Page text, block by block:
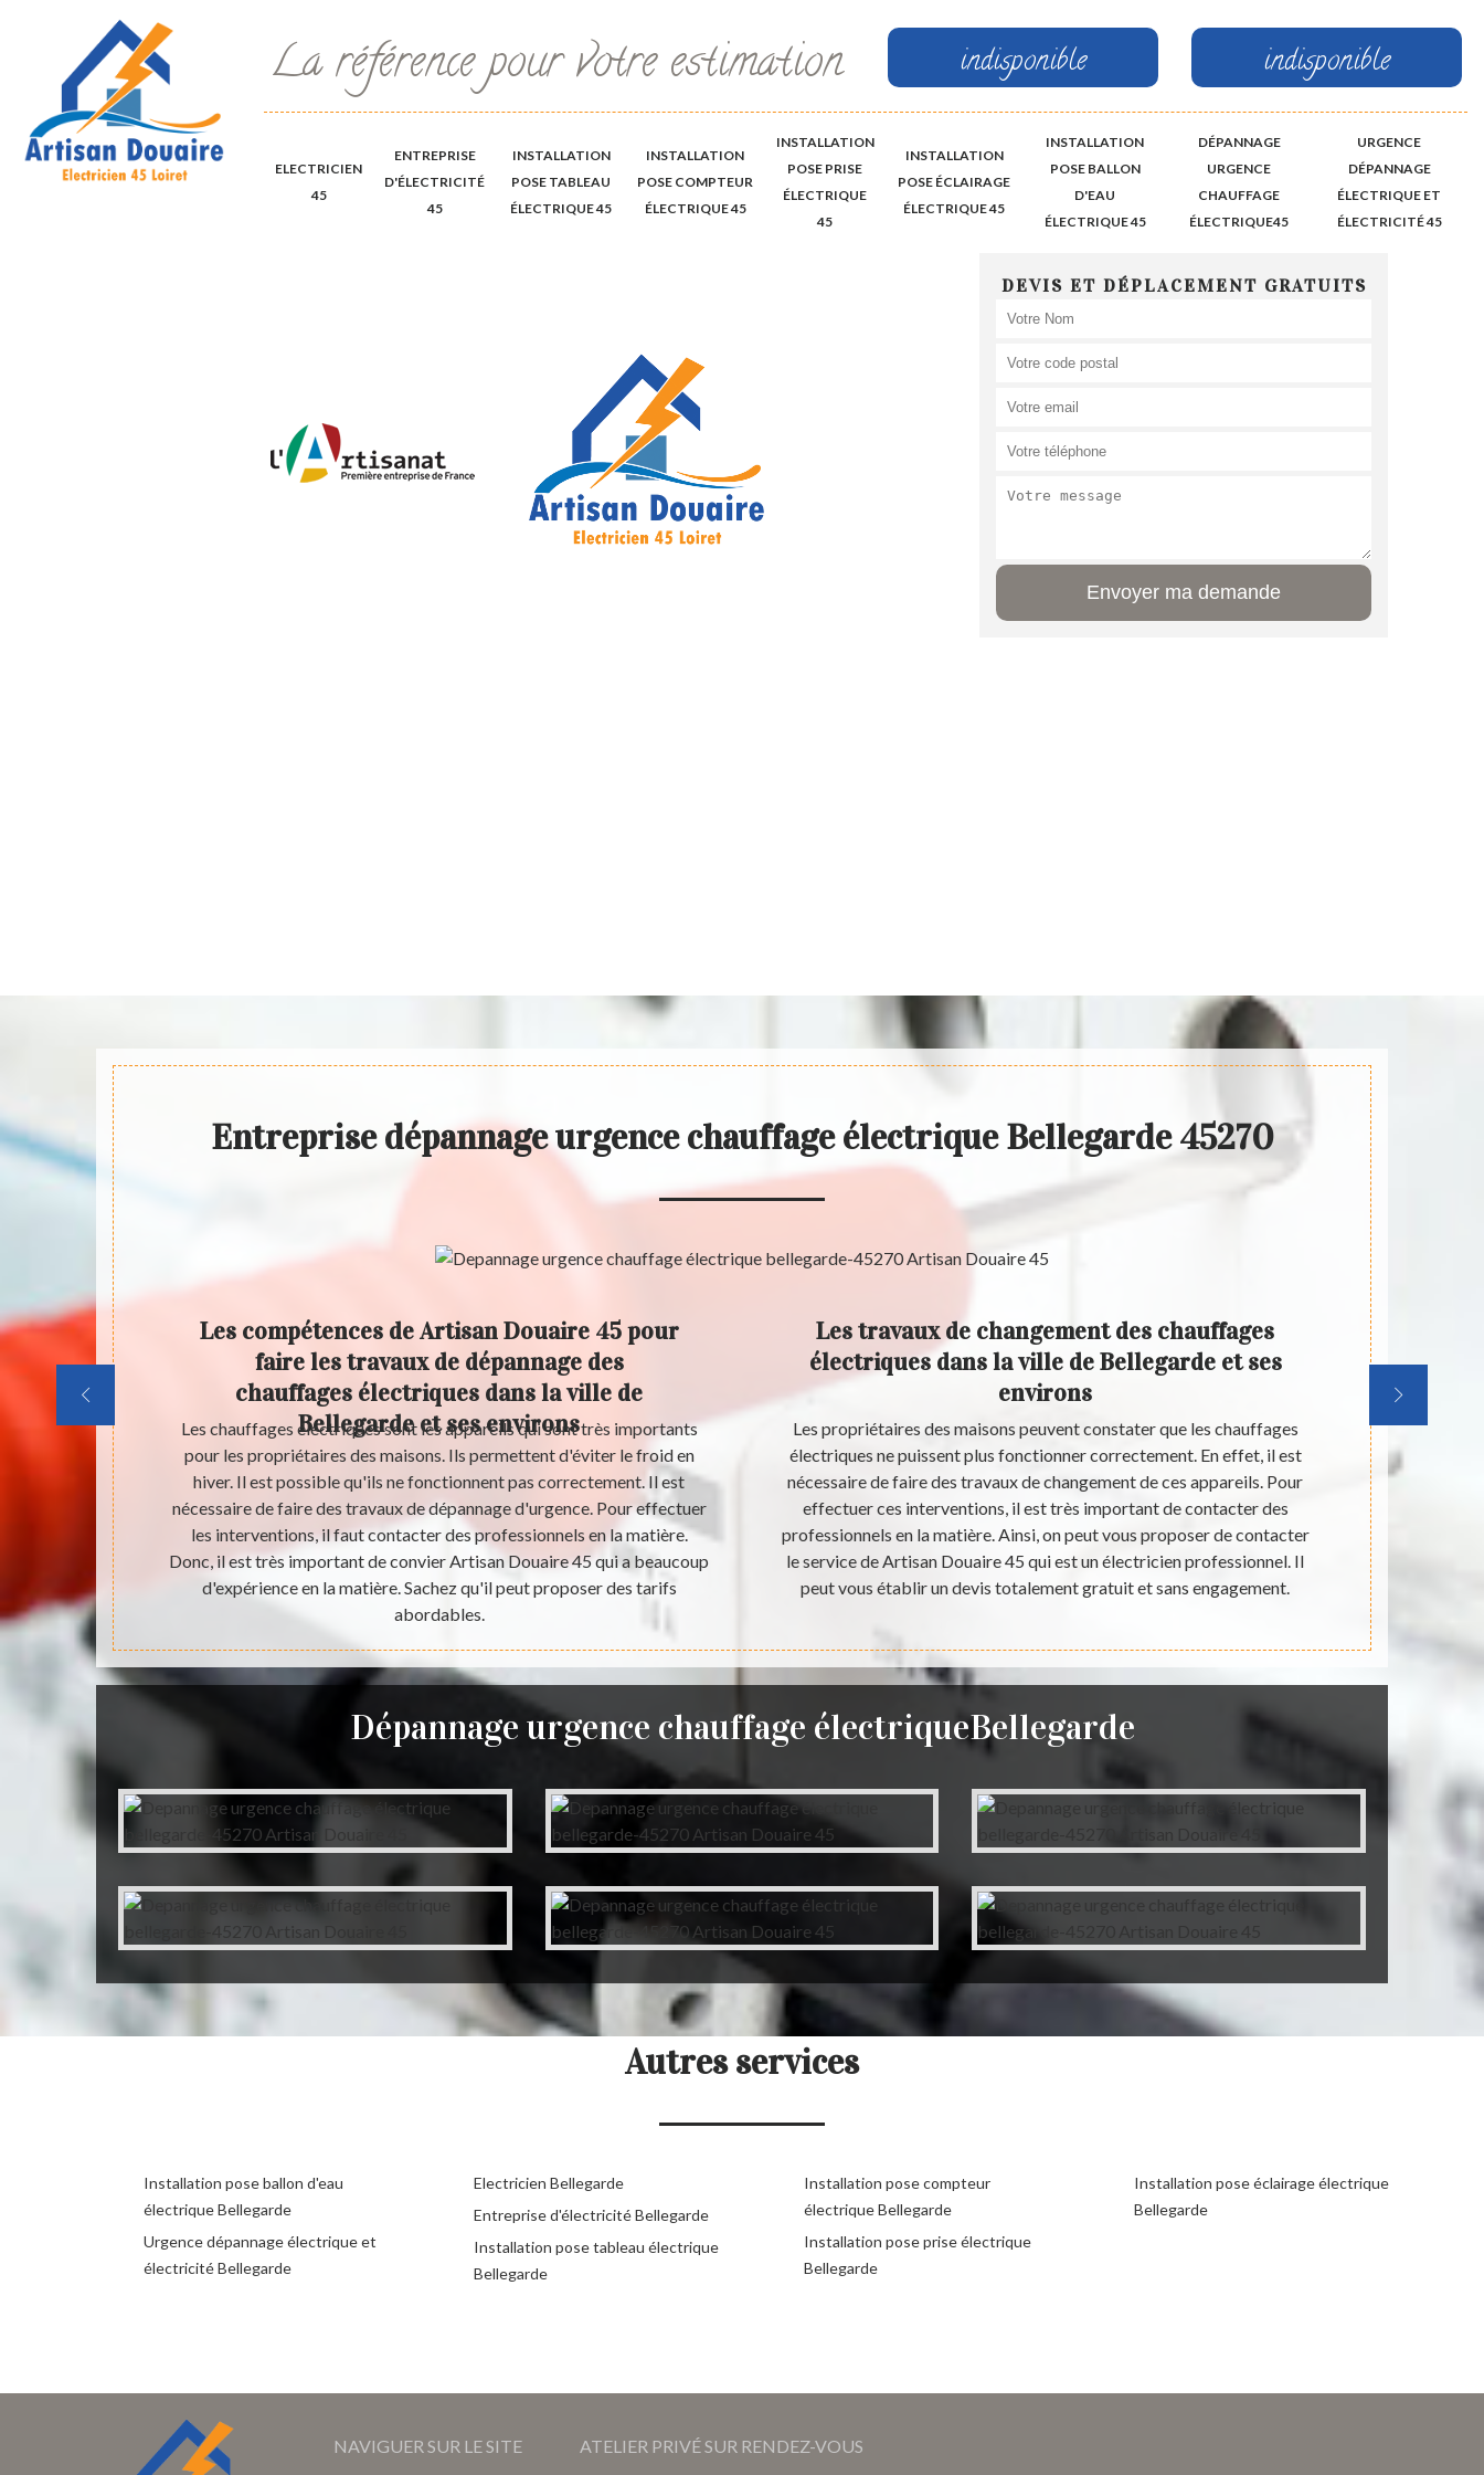
La référence pour votre estimation indisponible indisponible
ELECTRICIEN
45
ENTREPRISE
D'ÉLECTRICITÉ
45
INSTALLATION
POSE TABLEAU
ÉLECTRIQUE 45
INSTALLATION
POSE COMPTEUR
ÉLECTRIQUE 45
INSTALLATION
POSE PRISE
ÉLECTRIQUE
45
INSTALLATION
POSE ÉCLAIRAGE
ÉLECTRIQUE 45
INSTALLATION
POSE BALLON
D'EAU
ÉLECTRIQUE 45
DÉPANNAGE
URGENCE
CHAUFFAGE
ÉLECTRIQUE45
URGENCE
DÉPANNAGE
ÉLECTRIQUE ET
ÉLECTRICITÉ 45
DEVIS ET DÉPLACEMENT GRATUITS
Entreprise dépannage urgence chauffage électrique Bellegarde 45270
pour
est
des
Les compétences de Artisan Douaire 45 pour
faire les travaux de dépannage des
chauffages électriques dans la ville de
Bellegarde et ses environs
Les chauffages électriques sont les appareils qui sont très importants
pour les propriétaires des maisons. Ils permettent d'éviter le froid en
hiver. Il est possible qu'ils ne fonctionnent pas correctement. Il est
nécessaire de faire des travaux de dépannage d'urgence. Pour effectuer
les interventions, il faut contacter des professionnels en la matière.
Donc, il est très important de convier Artisan Douaire 45 qui a beaucoup
d'expérience en la matière. Sachez qu'il peut proposer des tarifs
abordables.
Les travaux de changement des chauffages
électriques dans la ville de Bellegarde et ses
environs
Les propriétaires des maisons peuvent constater que les chauffages
électriques ne puissent plus fonctionner correctement. En effet, il est
nécessaire de faire des travaux de changement de ces appareils. Pour
effectuer ces interventions, il est très important de contacter des
professionnels en la matière. Ainsi, on peut vous proposer de contacter
le service de Artisan Douaire 45 qui est un électricien professionnel. Il
peut vous établir un devis totalement gratuit et sans engagement.
Un grand
chauffage
Dépannage urgence chauffage électriqueBellegarde
Autres services
Installation pose ballon d'eau
électrique Bellegarde
Urgence dépannage électrique et
électricité Bellegarde
Electricien Bellegarde
Entreprise d'électricité Bellegarde
Installation pose tableau électrique
Bellegarde
Installation pose compteur
électrique Bellegarde
Installation pose prise électrique
Bellegarde
Installation pose éclairage électrique
Bellegarde
NAVIGUER SUR LE SITE ATELIER PRIVÉ SUR RENDEZ-VOUS